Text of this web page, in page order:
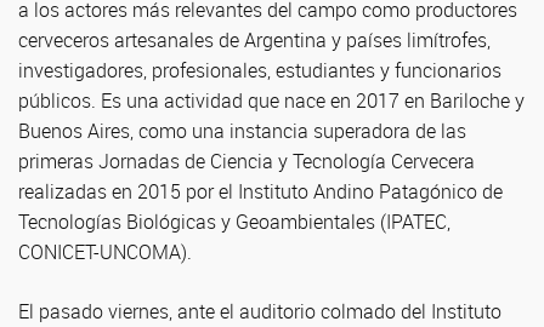
a los actores más relevantes del campo como productores
cerveceros artesanales de Argentina y países limítrofes,
investigadores, profesionales, estudiantes y funcionarios
públicos. Es una actividad que nace en 2017 en Bariloche y
Buenos Aires, como una instancia superadora de las
primeras Jornadas de Ciencia y Tecnología Cervecera
realizadas en 2015 por el Instituto Andino Patagónico de
Tecnologías Biológicas y Geoambientales (IPATEC,
CONICET-UNCOMA).
El pasado viernes, ante el auditorio colmado del Instituto